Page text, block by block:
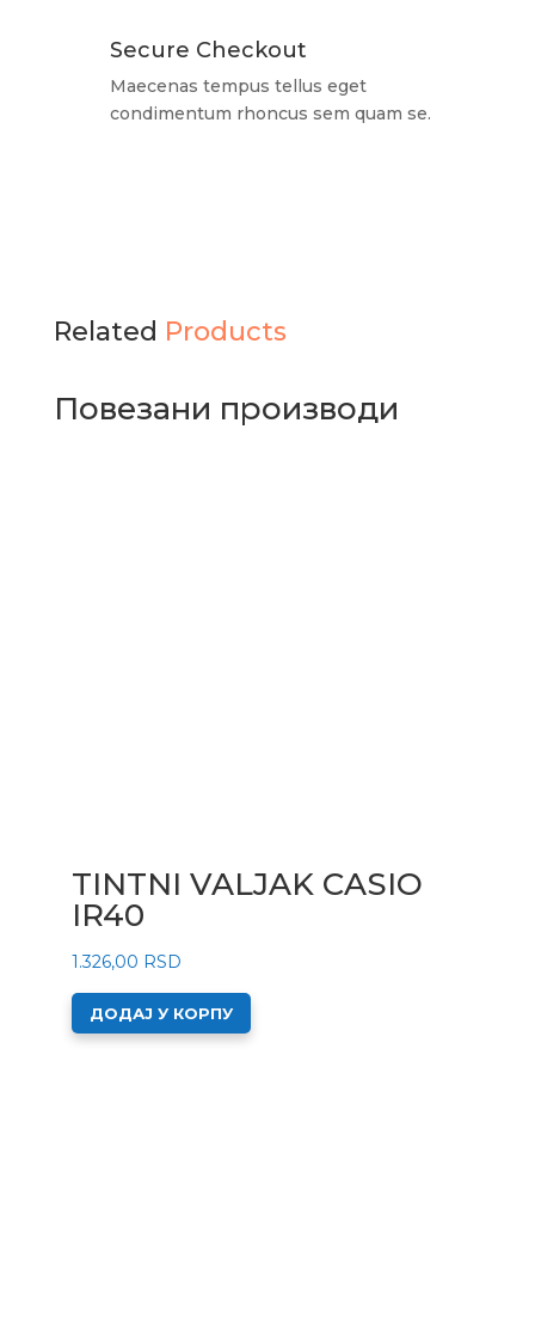
Secure Checkout
Maecenas tempus tellus eget
condimentum rhoncus sem quam se.
Related Products
Повезани производи
TINTNI VALJAK CASIO
IR40
1.326,00 RSD
ДОДАЈ У КОРПУ